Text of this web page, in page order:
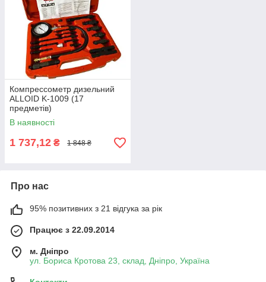
Компрессометр дизельний
ALLOID K-1009 (17
предметів)
В наявності
1 737,12 ₴ 1 848 ₴
Про нас
95% позитивних з 21 відгука за рік
Працює з 22.09.2014
м. Дніпро
ул. Бориса Кротова 23, склад, Дніпро, Україна